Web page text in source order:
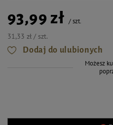
93,99 zł /szt.
31,33 zł / szt.
Dodaj do ulubionych
Możesz